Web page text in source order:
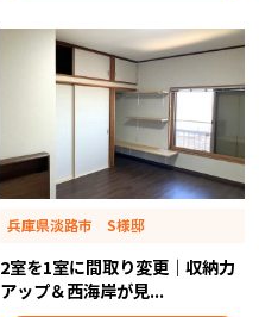
兵庫県淡路市 S様邸
2室を1室に間取り変更｜収納力
アップ＆西海岸が見...